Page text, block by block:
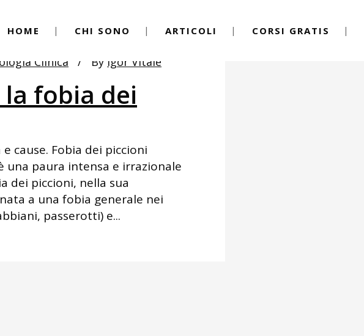
HOME CHI SONO ARTICOLI CORSI GRATIS
Clinica By Igor Vitale
fobia dei
cause. Fobia dei piccioni
una paura intensa e irrazionale
dei piccioni, nella sua
a una fobia generale nei
passerotti) e...